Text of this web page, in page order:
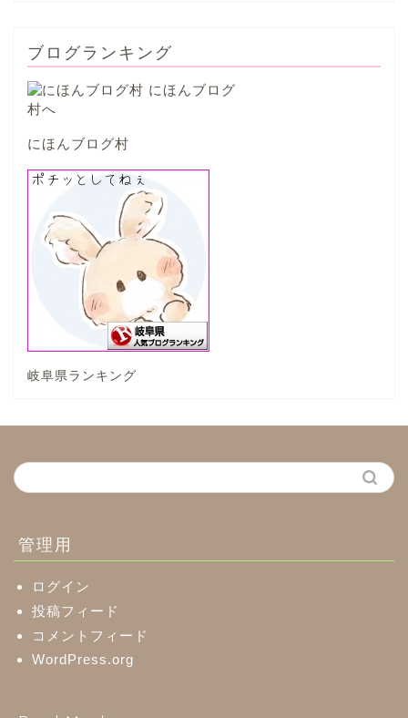
ブログランキング
にほんブログ村
岐阜県ランキング
管理用
ログイン
投稿フィード
コメントフィード
WordPress.org